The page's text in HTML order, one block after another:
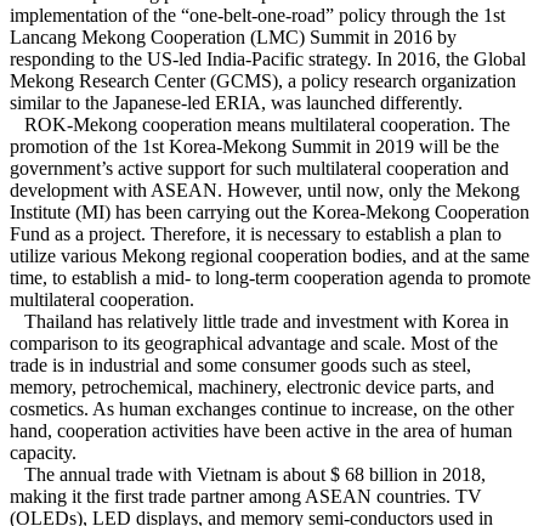
implementation of the “one-belt-one-road” policy through the 1st
Lancang Mekong Cooperation (LMC) Summit in 2016 by
responding to the US-led India-Pacific strategy. In 2016, the Global
Mekong Research Center (GCMS), a policy research organization
similar to the Japanese-led ERIA, was launched differently.
ROK-Mekong cooperation means multilateral cooperation. The
promotion of the 1st Korea-Mekong Summit in 2019 will be the
government’s active support for such multilateral cooperation and
development with ASEAN. However, until now, only the Mekong
Institute (MI) has been carrying out the Korea-Mekong Cooperation
Fund as a project. Therefore, it is necessary to establish a plan to
utilize various Mekong regional cooperation bodies, and at the same
time, to establish a mid- to long-term cooperation agenda to promote
multilateral cooperation.
Thailand has relatively little trade and investment with Korea in
comparison to its geographical advantage and scale. Most of the
trade is in industrial and some consumer goods such as steel,
memory, petrochemical, machinery, electronic device parts, and
cosmetics. As human exchanges continue to increase, on the other
hand, cooperation activities have been active in the area of ​​human
capacity.
The annual trade with Vietnam is about $ 68 billion in 2018,
making it the first trade partner among ASEAN countries. TV
(OLEDs), LED displays, and memory semi-conductors used in